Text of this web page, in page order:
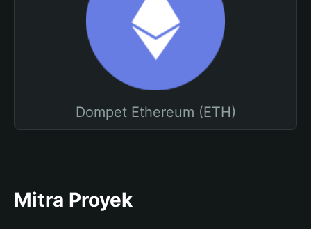
Dompet Ethereum (ETH)
Mitra Proyek